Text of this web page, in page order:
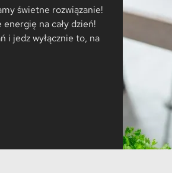
świetne rozwiązanie!
na cały dzień!
i jedz wyłącznie to, na